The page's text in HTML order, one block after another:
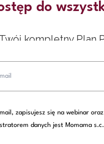
do
kompletny Plan
zapisujesz się na webinar
danych jest Momama s.c.